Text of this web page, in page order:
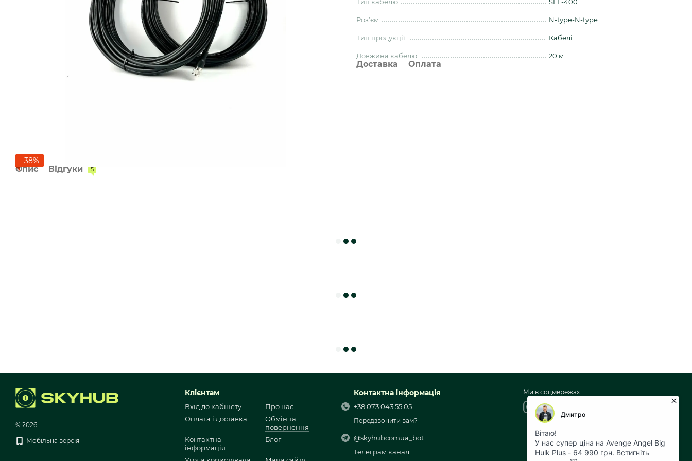
−38%
Опис Відгуки 5
Роз’єм N-type-N-type
Тип продукції Кабелі
Довжина кабелю 20 м
Доставка Оплата
© 2026
Мобільна версія
Клієнтам
Вхід до кабінету
Про нас
Оплата і доставка
Обмін та
повернення
Контактна
інформація
Блог
Контактна інформація
+38 073 043 55 05
Передзвонити вам?
@skyhubcomua_bot
Телеграм канал
Ми в соцмережах